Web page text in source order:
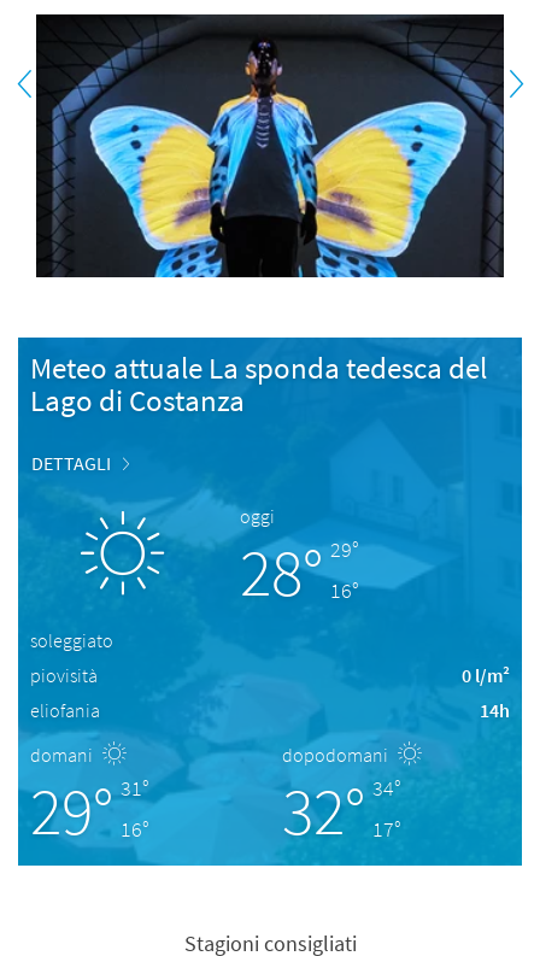
Meteo attuale La sponda tedesca del
Lago di Costanza
DETTAGLI
oggi
28° 29°
16°
soleggiato
piovisità
0 l/m²
eliofania
14h
domani
29° 31°
16°
dopodomani
32° 34°
17°
Stagioni consigliati